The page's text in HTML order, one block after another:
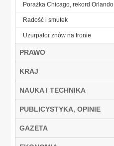
Porażka Chicago, rekord Orlando
Radość i smutek
Uzurpator znów na tronie
PRAWO
KRAJ
NAUKA I TECHNIKA
PUBLICYSTYKA, OPINIE
GAZETA